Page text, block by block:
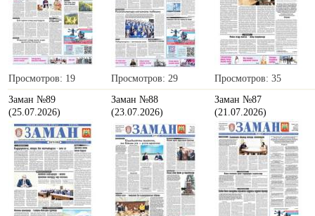
Просмотров: 19 Просмотров: 29
Просмотров: 35
Заман №89
(25.07.2026)
Заман №88
(23.07.2026)
Заман №87
(21.07.2026)